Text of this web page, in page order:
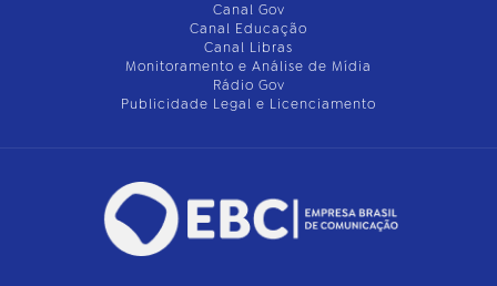
Canal Gov
Canal Educação
Canal Libras
Monitoramento e Análise de Mídia
Rádio Gov
Publicidade Legal e Licenciamento